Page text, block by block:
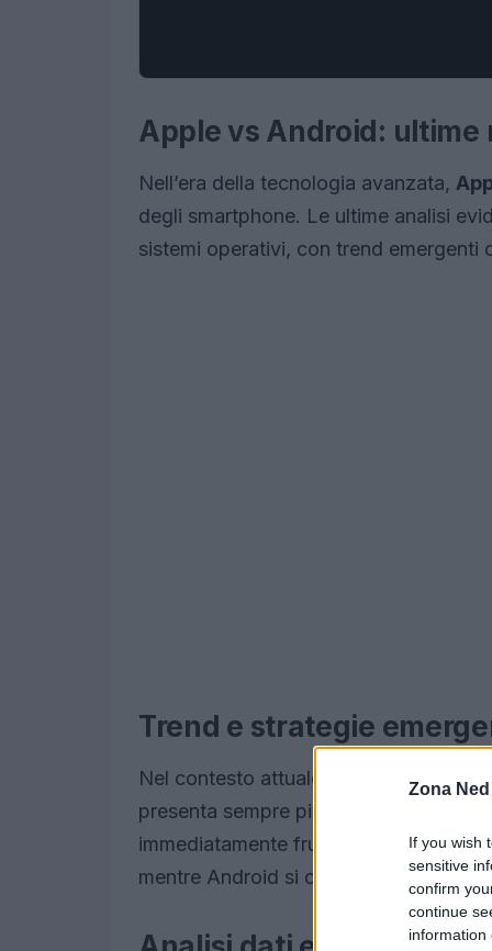
Zona Ned
If you wish
sensitive
confirm
continue
information
Apple vs Android: ultime
Nell’era della tecnologia avanzata,
degli smartphone. Le ultime analisi
sistemi operativi, con trend emergenti
Trend e strategie
Nel contesto attuale, il marketing è
presenta sempre più complessa. I
immediatamente fruibili. Apple ha
mentre Android si concentra